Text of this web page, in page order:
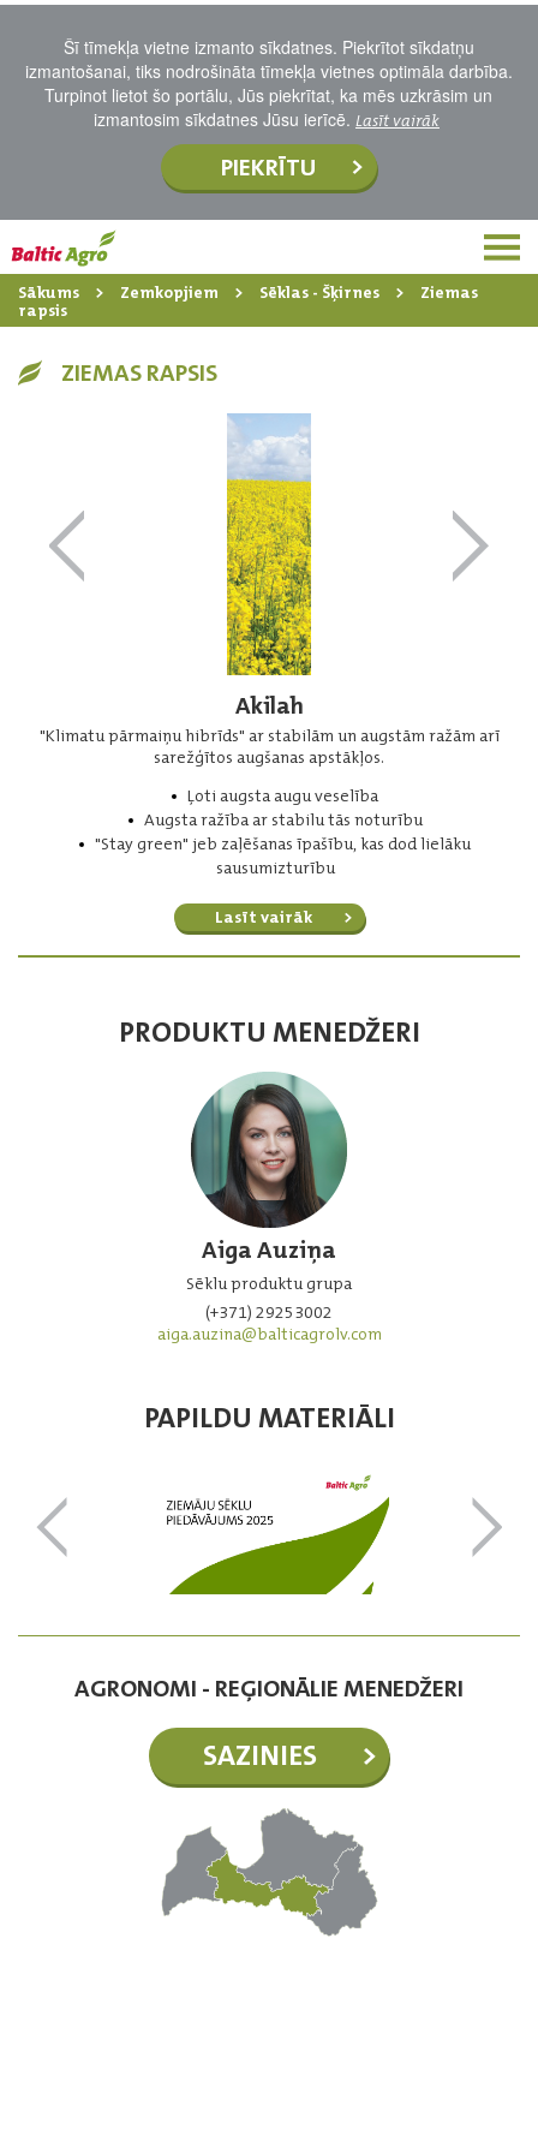
Šī tīmekļa vietne izmanto sīkdatnes. Piekrītot sīkdatņu
izmantošanai, tiks nodrošināta tīmekļa vietnes optimāla darbība.
Turpinot lietot šo portālu, Jūs piekrītat, ka mēs uzkrāsim un
izmantosim sīkdatnes Jūsu ierīcē. Lasīt vairāk
PIEKRĪTU
Sākums Zemkopjiem Sēklas - Šķirnes
Ziemas
rapsis
ZIEMAS RAPSIS
Akilah
"Klimatu pārmaiņu hibrīds" ar stabilām un augstām ražām arī
sarežģītos augšanas apstākļos.
Ļoti augsta augu veselība
Augsta ražība ar stabilu tās noturību
"Stay green" jeb zaļēšanas īpašību, kas dod lielāku
sausumizturību
Lasīt vairāk
PRODUKTU MENEDŽERI
Aiga Auziņa
Sēklu produktu grupa
(+371) 29253002
aiga.auzina@balticagrolv.com
PAPILDU MATERIĀLI
AGRONOMI - REĢIONĀLIE MENEDŽERI
SAZINIES